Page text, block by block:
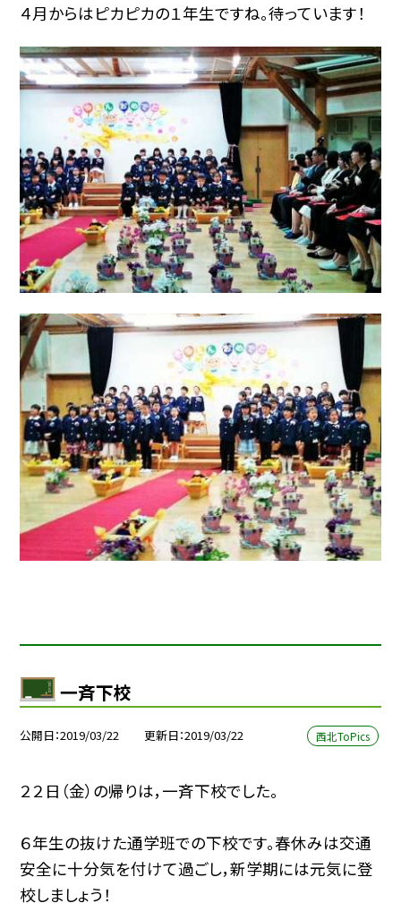
４月からはピカピカの１年生ですね。待っています！
一斉下校
公開日 2019/03/22 更新日 2019/03/22 西北ToPics
２２日（金）の帰りは，一斉下校でした。
６年生の抜けた通学班での下校です。春休みは交通
安全に十分気を付けて過ごし，新学期には元気に登
校しましょう！